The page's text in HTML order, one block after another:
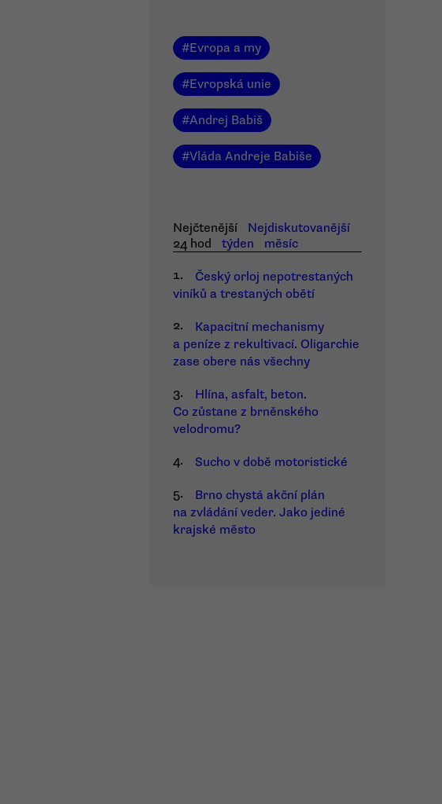
#Evropa a my
#Evropská unie
#Andrej Babiš
#Vláda Andreje Babiše
Nejčtenější
Nejdiskutovanější
24 hod
týden
měsíc
1.
Český orloj nepotrestaných
viníků a trestaných obětí
2.
Kapacitní mechanismy
a peníze z rekultivací. Oligarchie
zase obere nás všechny
3.
Hlína, asfalt, beton.
Co zůstane z brněnského
velodromu?
4.
Sucho v době motoristické
5.
Brno chystá akční plán
na zvládání veder. Jako jediné
krajské město